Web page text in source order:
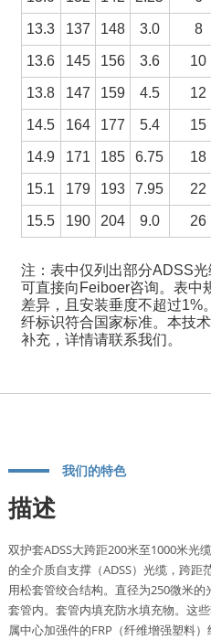
13.3 137 148 3.0 8
13.6 145 156 3.6 10
13.8 147 159 4.5 12
14.5 164 177 5.4 15
14.9 171 185 6.75 18
15.1 179 193 7.95 22
15.5 190 204 9.0 26
注：表中仅列出部分ADSS
可直接向Feiboer咨询。表中
差异，且安装垂度不超过1%
纤标识符合国家标准。本技
补充，详情请联系我们。
我们的特色
描述
双护套ADSS大跨距200米至1000米光
的全介质自支撑（ADSS）光缆，跨距
用松套管绞合结构。直径为250微米
套管内。套管内填充防水填充物。这
属中心加强件的FRP（纤维增强塑料